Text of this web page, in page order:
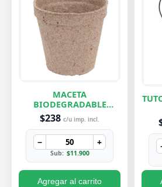
MACETA
BIODEGRADABLE
PEQUEÑA 7X8 CM
$238 c/u imp. incl.
− +
Sub: $11.900
Agregar al carrito